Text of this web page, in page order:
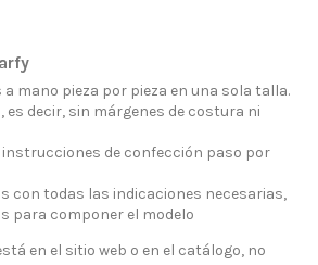
mano pieza por pieza en una sola talla.
es decir, sin márgenes de costura ni
instrucciones de confección paso por
con todas las indicaciones necesarias,
para componer el modelo
en el sitio web o en el catálogo, no